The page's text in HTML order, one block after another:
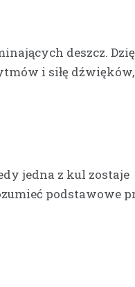
deszcz.
i siłę dźwięków,
jedna z kul zostaje
podstawowe